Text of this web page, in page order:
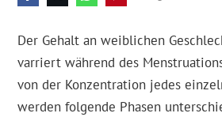
Der Gehalt an weiblichen
varriert während des
von der Konzentration jedes
werden folgende Phasen